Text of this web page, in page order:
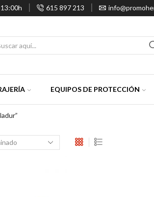
615 897 213
EQUIPOS DE PROTECCIÓN